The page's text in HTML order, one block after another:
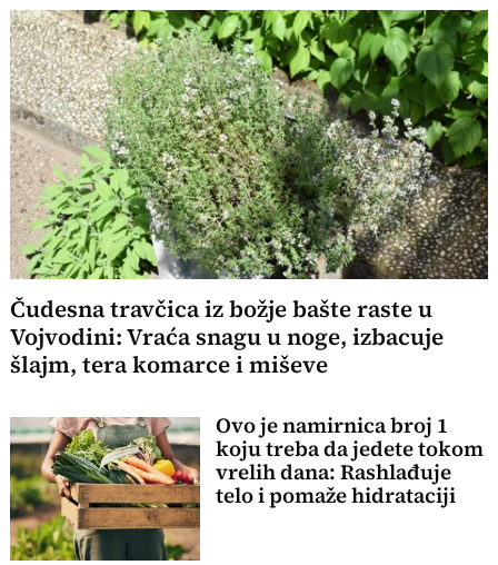
Čudesna travčica iz božje bašte raste u
Vojvodini: Vraća snagu u noge, izbacuje
šlajm, tera komarce i miševe
Ovo je namirnica broj 1
koju treba da jedete tokom
vrelih dana: Rashlađuje
telo i pomaže hidrataciji